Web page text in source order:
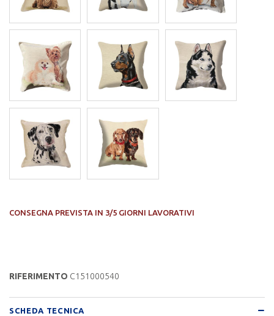
CONSEGNA PREVISTA IN 3/5 GIORNI LAVORATIVI
RIFERIMENTO C151000540
SCHEDA TECNICA